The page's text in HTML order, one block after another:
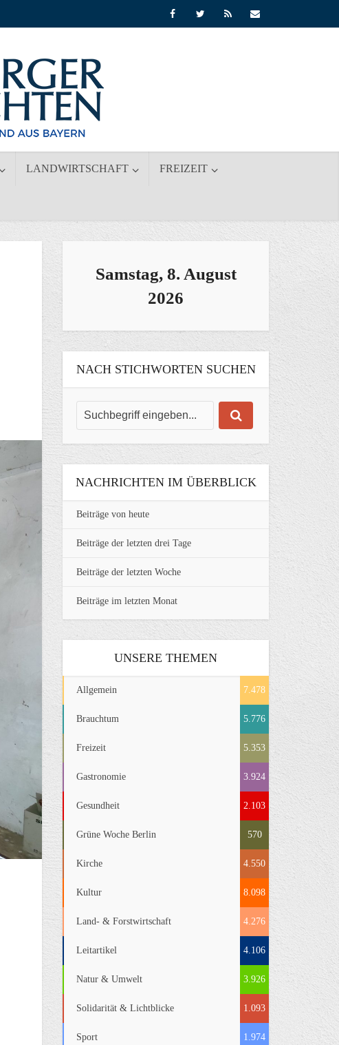
LANDWIRTSCHAFT FREIZEIT
Samstag, 8. August
2026
NACH STICHWORTEN SUCHEN
NACHRICHTEN IM ÜBERBLICK
Beiträge von heute
Beiträge der letzten drei Tage
Beiträge der letzten Woche
Beiträge im letzten Monat
UNSERE THEMEN
Allgemein 7.478
Brauchtum 5.776
Freizeit 5.353
Gastronomie 3.924
Gesundheit 2.103
Grüne Woche Berlin 570
Kirche 4.550
Kultur 8.098
Land- & Forstwirtschaft 4.276
Leitartikel 4.106
Natur & Umwelt 3.926
Solidarität & Lichtblicke 1.093
Sport 1.974